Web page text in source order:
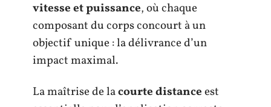
vitesse et puissance, où chaque
composant du corps concourt à un
objectif unique : la délivrance d’un
impact maximal.
La maîtrise de lacourte distanceest